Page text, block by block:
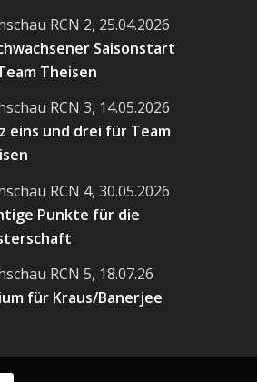
RCN 2, 25.04.2026
Saisonstart
Theisen
RCN 3, 14.05.2026
eins und drei für Team
RCN 4, 30.05.2026
Punkte für die
RCN 5, 18.07.26
für Kraus/Banerjee